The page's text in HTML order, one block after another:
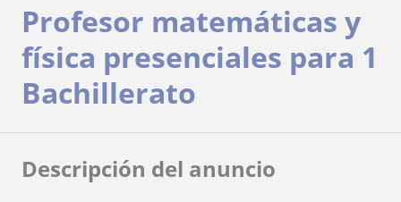
Profesor matemáticas y
física presenciales para 1
Bachillerato
Descripción del anuncio